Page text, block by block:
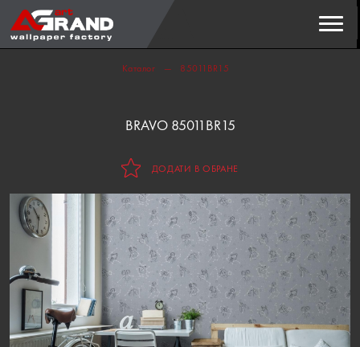
Каталог 85011BR15
BRAVO 85011BR15
ДОДАТИ В ОБРАНЕ